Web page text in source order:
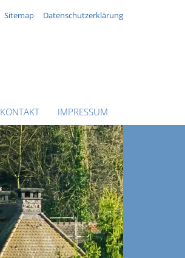
Sitemap Datenschutzerklärung
KONTAKT IMPRESSUM